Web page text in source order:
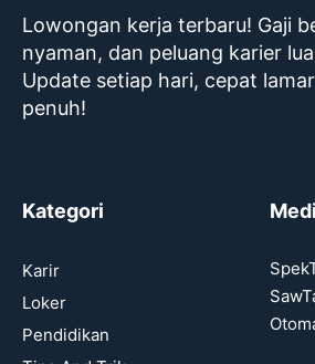
Lowongan kerja terbaru! Gaji
nyaman, dan peluang karier
Update setiap hari, cepat
penuh!
Kategori
Karir
Loker
Pendidikan